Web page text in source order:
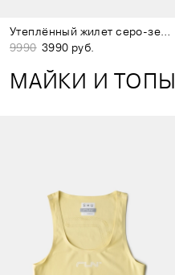
Утеплённый жилет серо-зелёный
9990 3990 руб.
МАЙКИ И ТОПЫ